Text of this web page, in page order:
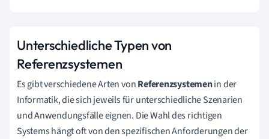
Unterschiedliche Typen von
Referenzsystemen
Es gibt verschiedene Arten vonReferenzsystemenin der
Informatik, die sich jeweils für unterschiedliche Szenarien
und Anwendungsfälle eignen. Die Wahl des richtigen
Systems hängt oft von den spezifischen Anforderungen der